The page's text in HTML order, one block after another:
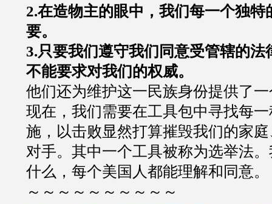
2.在造物主的眼中，我们每一个独特
要。
3.只要我们遵守我们同意受管辖的法
不能要求对我们的权威。
他们还为维护这一民族身份提供了
现在，我们需要在工具包中寻找每
施，以击败显然打算摧毁我们的家
对手。其中一个工具被称为选举法
什么，每个美国人都能理解和同意。
～～～～～～～～～～